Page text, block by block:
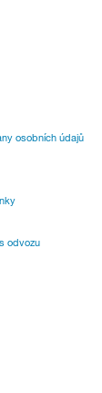
osobních údajů
odvozu